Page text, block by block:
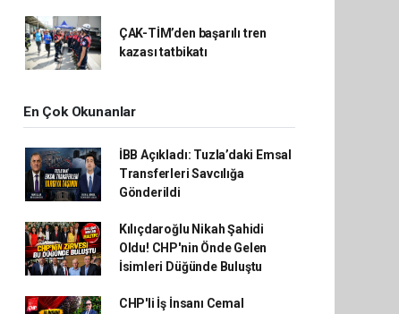
ÇAK-TİM’den başarılı tren
kazası tatbikatı
En Çok Okunanlar
İBB Açıkladı: Tuzla’daki Emsal
Transferleri Savcılığa
Gönderildi
Kılıçdaroğlu Nikah Şahidi
Oldu! CHP'nin Önde Gelen
İsimleri Düğünde Buluştu
CHP'li İş İnsanı Cemal